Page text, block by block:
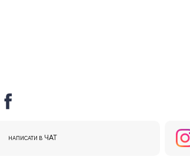
НАПИСАТИ В ЧАТ